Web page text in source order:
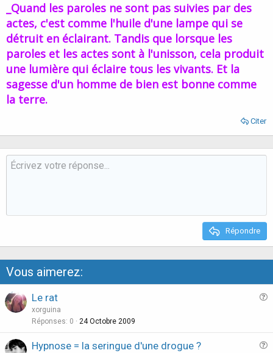
_Quand les paroles ne sont pas suivies par des
actes, c'est comme l'huile d'une lampe qui se
détruit en éclairant. Tandis que lorsque les
paroles et les actes sont à l'unisson, cela produit
une lumière qui éclaire tous les vivants. Et la
sagesse d'un homme de bien est bonne comme
la terre.
Citer
Répondre
Vous aimerez:
Le rat
xorguina
Réponses 0 24 Octobre 2009
Hypnose = la seringue d'une drogue ?